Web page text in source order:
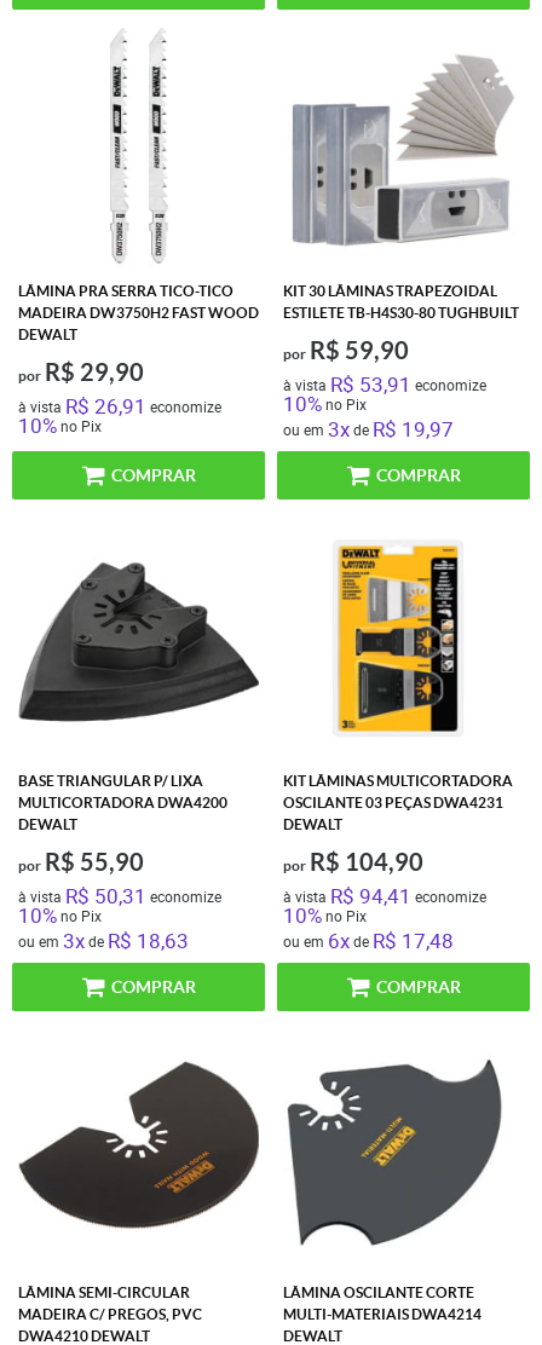
LÂMINA PRA SERRA TICO-TICO
MADEIRA DW3750H2 FAST WOOD
DEWALT
por R$ 29,90
à vista R$ 26,91 economize
10%no Pix
COMPRAR
KIT 30 LÂMINAS TRAPEZOIDAL
ESTILETE TB-H4S30-80 TUGHBUILT
por R$ 59,90
à vista R$ 53,91 economize
10%no Pix
ou em 3xde R$ 19,97
COMPRAR
BASE TRIANGULAR P/ LIXA
MULTICORTADORA DWA4200
DEWALT
por R$ 55,90
à vista R$ 50,31 economize
10%no Pix
ou em 3xde R$ 18,63
COMPRAR
KIT LÂMINAS MULTICORTADORA
OSCILANTE 03 PEÇAS DWA4231
DEWALT
por R$ 104,90
à vista R$ 94,41 economize
10%no Pix
ou em 6xde R$ 17,48
COMPRAR
LÂMINA SEMI-CIRCULAR
MADEIRA C/ PREGOS, PVC
DWA4210 DEWALT
LÂMINA OSCILANTE CORTE
MULTI-MATERIAIS DWA4214
DEWALT